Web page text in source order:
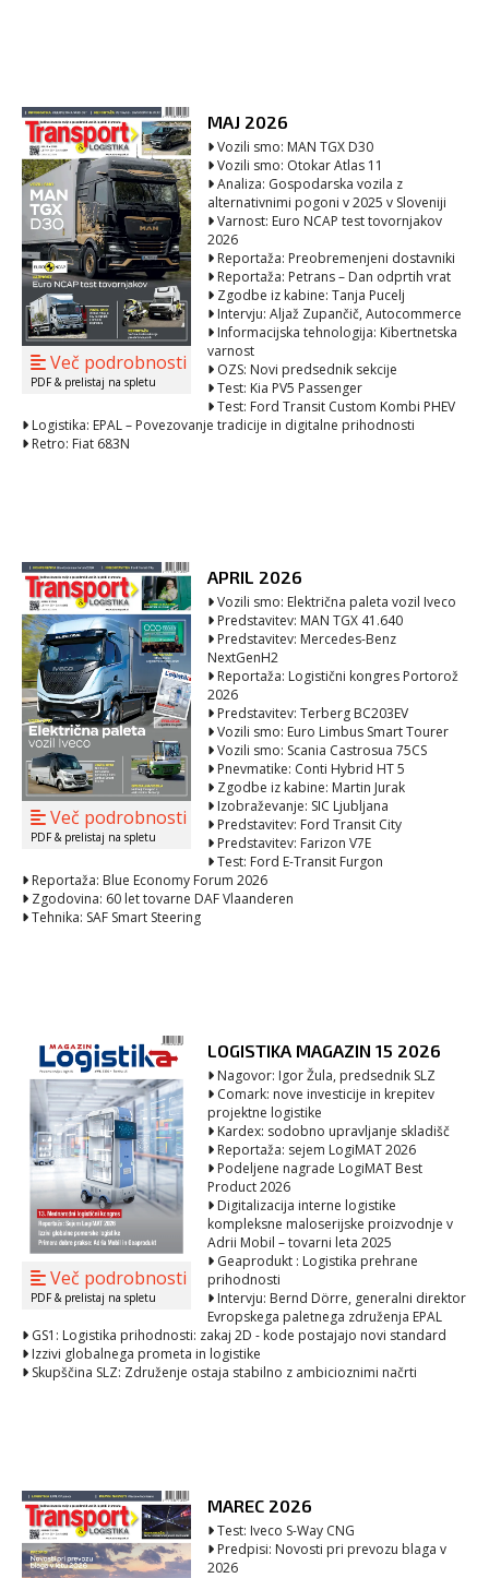
Več podrobnosti
PDF & prelistaj na spletu
MAJ 2026
Vozili smo: MAN TGX D30
Vozili smo: Otokar Atlas 11
Analiza: Gospodarska vozila z
alternativnimi pogoni v 2025 v Sloveniji
Varnost: Euro NCAP test tovornjakov
2026
Reportaža: Preobremenjeni dostavniki
Reportaža: Petrans – Dan odprtih vrat
Zgodbe iz kabine: Tanja Pucelj
Intervju: Aljaž Zupančič, Autocommerce
Informacijska tehnologija: Kibertnetska
varnost
OZS: Novi predsednik sekcije
Test: Kia PV5 Passenger
Test: Ford Transit Custom Kombi PHEV
Logistika: EPAL – Povezovanje tradicije in digitalne prihodnosti
Retro: Fiat 683N
Več podrobnosti
PDF & prelistaj na spletu
APRIL 2026
Vozili smo: Električna paleta vozil Iveco
Predstavitev: MAN TGX 41.640
Predstavitev: Mercedes-Benz
NextGenH2
Reportaža: Logistični kongres Portorož
2026
Predstavitev: Terberg BC203EV
Vozili smo: Euro Limbus Smart Tourer
Vozili smo: Scania Castrosua 75CS
Pnevmatike: Conti Hybrid HT 5
Zgodbe iz kabine: Martin Jurak
Izobraževanje: SIC Ljubljana
Predstavitev: Ford Transit City
Predstavitev: Farizon V7E
Test: Ford E-Transit Furgon
Reportaža: Blue Economy Forum 2026
Zgodovina: 60 let tovarne DAF Vlaanderen
Tehnika: SAF Smart Steering
Več podrobnosti
PDF & prelistaj na spletu
LOGISTIKA MAGAZIN 15 2026
Nagovor: Igor Žula, predsednik SLZ
Comark: nove investicije in krepitev
projektne logistike
Kardex: sodobno upravljanje skladišč
Reportaža: sejem LogiMAT 2026
Podeljene nagrade LogiMAT Best
Product 2026
Digitalizacija interne logistike
kompleksne maloserijske proizvodnje v
Adrii Mobil – tovarni leta 2025
Geaprodukt : Logistika prehrane
prihodnosti
Intervju: Bernd Dörre, generalni direktor
Evropskega paletnega združenja EPAL
GS1: Logistika prihodnosti: zakaj 2D - kode postajajo novi standard
Izzivi globalnega prometa in logistike
Skupščina SLZ: Združenje ostaja stabilno z ambicioznimi načrti
MAREC 2026
Test: Iveco S-Way CNG
Predpisi: Novosti pri prevozu blaga v
2026